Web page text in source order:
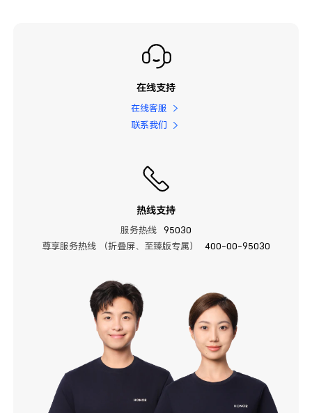
在线支持
在线客服
联系我们
热线支持
服务热线
95030
尊享服务热线 （折叠屏、至臻版专属）
400-00-95030